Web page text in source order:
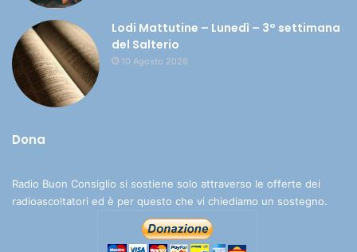
Lodi Mattutine – Lunedì – 3° settimana
del Salterio
10 Agosto 2026
Dona
Radio Buon Consiglio si sostiene solo attraverso le offerte dei
radioascoltatori ed è per questo che vi chiediamo un sostegno.